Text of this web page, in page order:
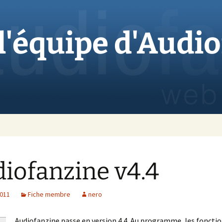
v4.4
Fiche membre nero